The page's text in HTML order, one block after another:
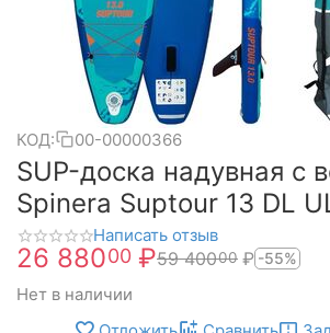
КОД: 00-00000366
SUP-доска надувная с
Spinera Suptour 13 DL
Написать отзыв
26 88000 ₽59 40000 ₽ -55%
Нет в наличии